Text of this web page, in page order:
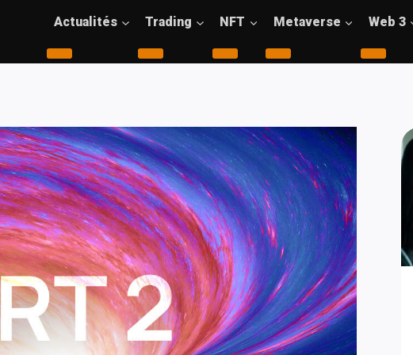
Actualités Trading NFT Metaverse Web 3